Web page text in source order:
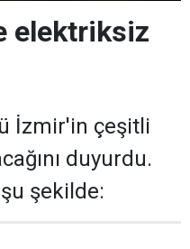
elektriksiz
İzmir'in çeşitli
duyurdu.
şekilde: